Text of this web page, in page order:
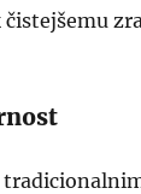
čistejšemu